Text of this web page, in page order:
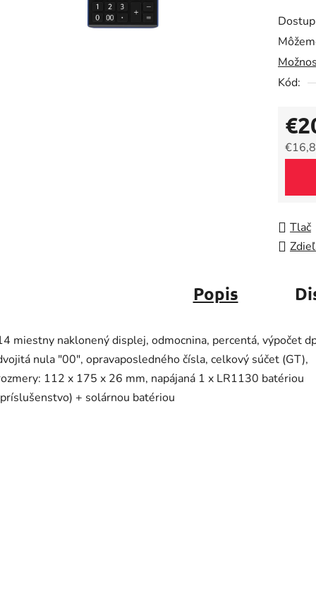
je
0,0
z
5
Kód:
Tlač
Popis
miestny naklonený displej, odmocnina, percentá, výpočet
nula "00", opravaposledného čísla, celkový súčet (GT),
112 x 175 x 26 mm, napájaná 1 x LR1130 batériou
+ solárnou batériou